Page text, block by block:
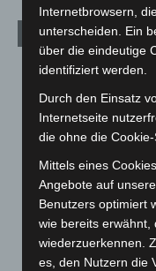
Archiv
August 2026 (12)
Juli 2026(73)
Juni 2026(139)
April 2026
(99)
März 2026(115)
Februar 2026(109)
Januar 2026(122)
Internetbrowsern,
unterscheiden. Ein
über die eindeutige
identifiziert werden.
Durch den Einsatz
Internetseite
die ohne die
Mittels eines
Angebote auf
Benutzers optimiert
wie bereits erwähnt,
wiederzuerkennen.
es, den Nutzern die